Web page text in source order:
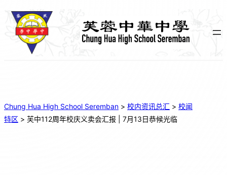
Chung Hua High School Seremban > 校内资讯总汇 > 校闻
特区 > 芙中112周年校庆义卖会汇报 | 7月13日恭候光临